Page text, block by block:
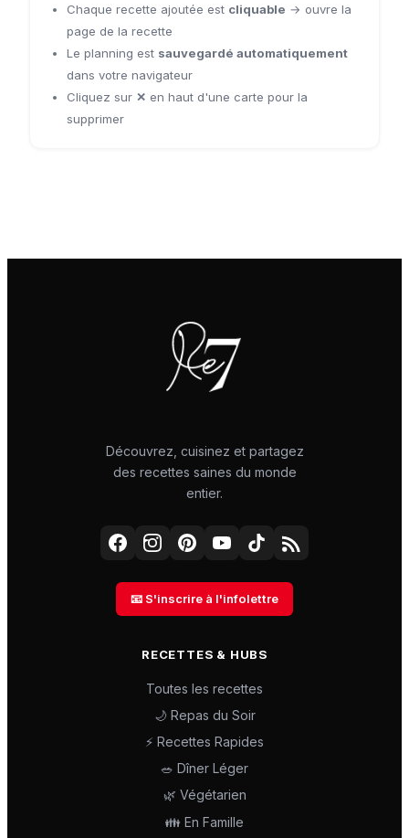
Chaque recette ajoutée est cliquable → ouvre la
page de la recette
Le planning est sauvegardé automatiquement
dans votre navigateur
Cliquez sur ✕ en haut d'une carte pour la
supprimer
Découvrez, cuisinez et partagez
des recettes saines du monde
entier.
📧 S'inscrire à l'infolettre
RECETTES & HUBS
Toutes les recettes
🌙 Repas du Soir
⚡ Recettes Rapides
🥗 Dîner Léger
🌿 Végétarien
👪 En Famille